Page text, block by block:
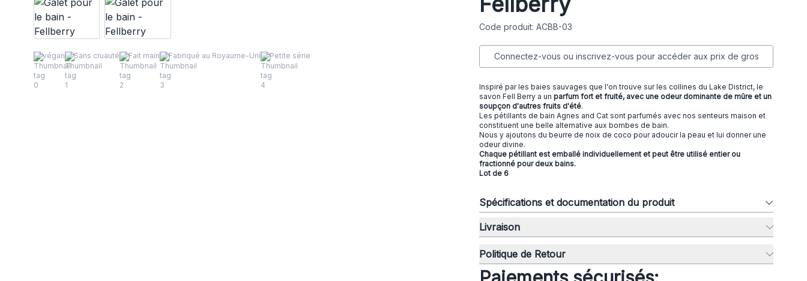
végan Sans cruauté Fait main Fabriqué au Royaume-Uni Petite série
Code produit: ACBB-03
Connectez-vous ou inscrivez-vous pour accéder aux prix de gros
Inspiré par les baies sauvages que l'on trouve sur les collines du Lake District, le
savon Fell Berry a un parfum fort et fruité, avec une odeur dominante de mûre et un
soupçon d'autres fruits d'été.
Les pétillants de bain Agnes and Cat sont parfumés avec nos senteurs maison et
constituent une belle alternative aux bombes de bain.
Nous y ajoutons du beurre de noix de coco pour adoucir la peau et lui donner une
odeur divine.
Chaque pétillant est emballé individuellement et peut être utilisé entier ou
fractionné pour deux bains.
Lot de 6
Spécifications et documentation du produit
Livraison
Politique de Retour